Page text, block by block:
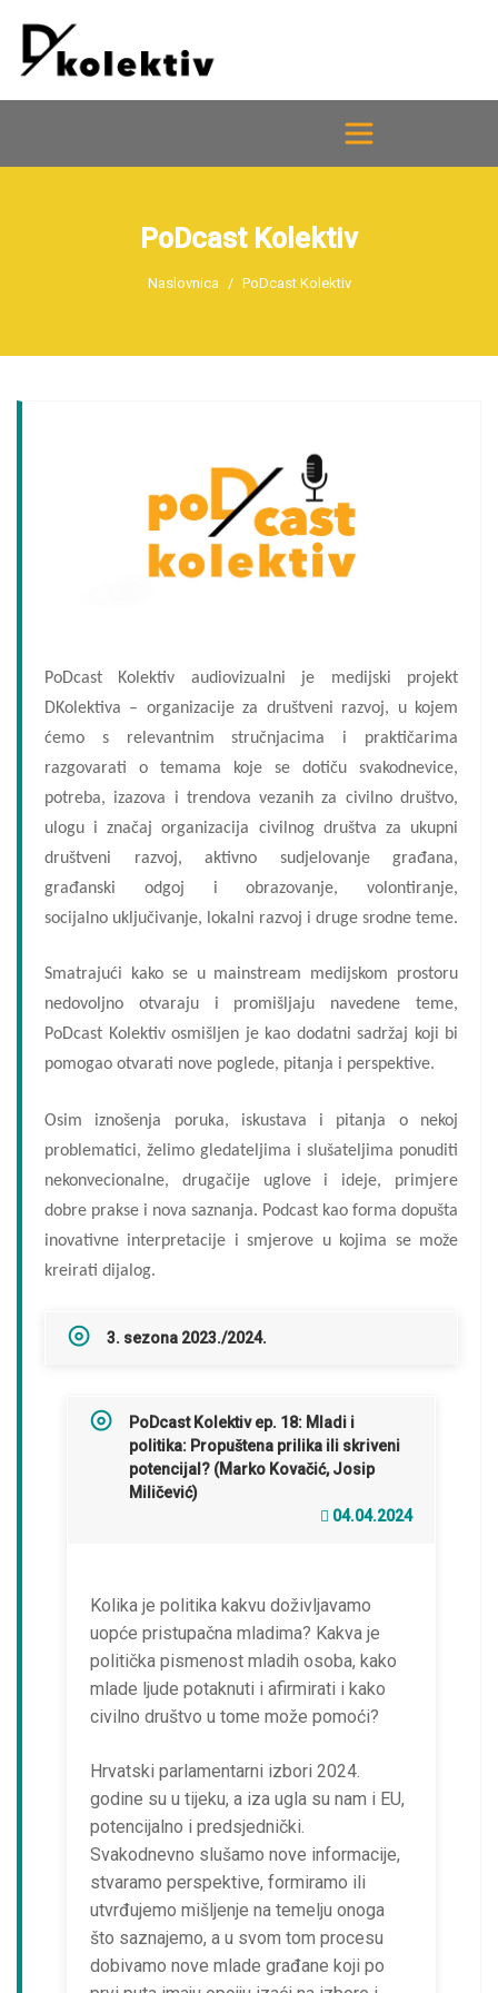
PoDcast Kolektiv
Naslovnica PoDcast Kolektiv
PoDcast Kolektiv audiovizualni je medijski projekt
DKolektiva – organizacije za društveni razvoj, u kojem
ćemo s relevantnim stručnjacima i praktičarima
razgovarati o temama koje se dotiču svakodnevice,
potreba, izazova i trendova vezanih za civilno društvo,
ulogu i značaj organizacija civilnog društva za ukupni
društveni razvoj, aktivno sudjelovanje građana,
građanski odgoj i obrazovanje, volontiranje,
socijalno uključivanje, lokalni razvoj i druge srodne teme.
Smatrajući kako se u mainstream medijskom prostoru
nedovoljno otvaraju i promišljaju navedene teme,
PoDcast Kolektiv osmišljen je kao dodatni sadržaj koji bi
pomogao otvarati nove poglede, pitanja i perspektive.
Osim iznošenja poruka, iskustava i pitanja o nekoj
problematici, želimo gledateljima i slušateljima ponuditi
nekonvecionalne, drugačije uglove i ideje, primjere
dobre prakse i nova saznanja. Podcast kao forma dopušta
inovativne interpretacije i smjerove u kojima se može
kreirati dijalog.
3. sezona 2023./2024.
PoDcast Kolektiv ep. 18: Mladi i
politika: Propuštena prilika ili skriveni
potencijal? (Marko Kovačić, Josip
Miličević)
04.04.2024
Kolika je politika kakvu doživljavamo
uopće pristupačna mladima? Kakva je
politička pismenost mladih osoba, kako
mlade ljude potaknuti i afirmirati i kako
civilno društvo u tome može pomoći?
Hrvatski parlamentarni izbori 2024.
godine su u tijeku, a iza ugla su nam i EU,
potencijalno i predsjednički.
Svakodnevno slušamo nove informacije,
stvaramo perspektive, formiramo ili
utvrđujemo mišljenje na temelju onoga
što saznajemo, a u svom tom procesu
dobivamo nove mlade građane koji po